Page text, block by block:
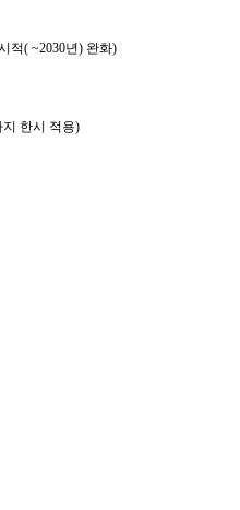
적( ~2030년) 완화)
지 한시 적용)